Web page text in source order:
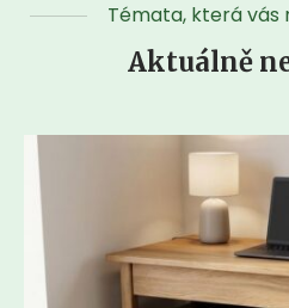
Témata, která vás
Aktuálně